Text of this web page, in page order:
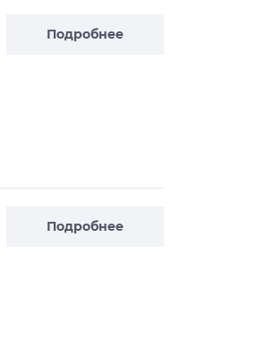
Подробнее
Подробнее